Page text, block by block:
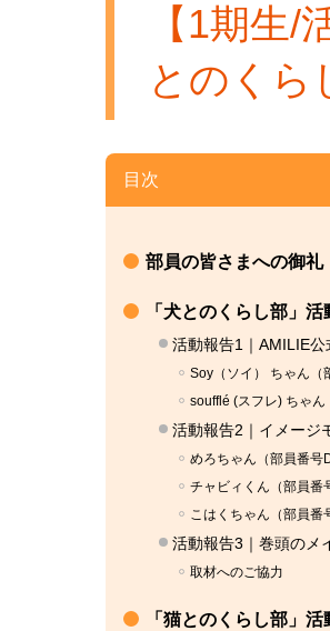
【1期生
とのくら
目次
部員の皆さまへの御礼
「犬とのくらし部」活
活動報告1｜AMILIE公
Soy（ソイ） ちゃん（
soufflé (スフレ) ちゃん
活動報告2｜イメージ
めろちゃん（部員番号
チャビィくん（部員番
こはくちゃん（部員番
活動報告3｜巻頭のメ
取材へのご協力
「猫とのくらし部」活